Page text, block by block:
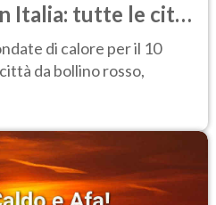
Italia: tutte le città
di calore per il 10
da bollino rosso,